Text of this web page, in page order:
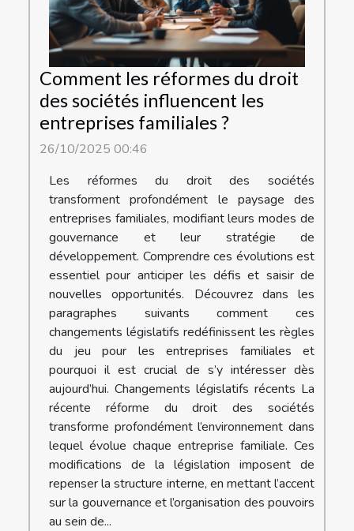
Comment les réformes du droit
des sociétés influencent les
entreprises familiales ?
26/10/2025 00:46
Les réformes du droit des sociétés
transforment profondément le paysage des
entreprises familiales, modifiant leurs modes de
gouvernance et leur stratégie de
développement. Comprendre ces évolutions est
essentiel pour anticiper les défis et saisir de
nouvelles opportunités. Découvrez dans les
paragraphes suivants comment ces
changements législatifs redéfinissent les règles
du jeu pour les entreprises familiales et
pourquoi il est crucial de s’y intéresser dès
aujourd’hui. Changements législatifs récents La
récente réforme du droit des sociétés
transforme profondément l’environnement dans
lequel évolue chaque entreprise familiale. Ces
modifications de la législation imposent de
repenser la structure interne, en mettant l’accent
sur la gouvernance et l’organisation des pouvoirs
au sein de...